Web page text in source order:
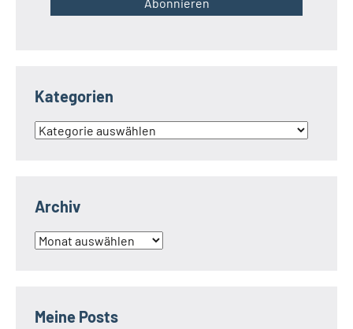
Kategorien
Kategorien
Archiv
Archiv
Meine Posts